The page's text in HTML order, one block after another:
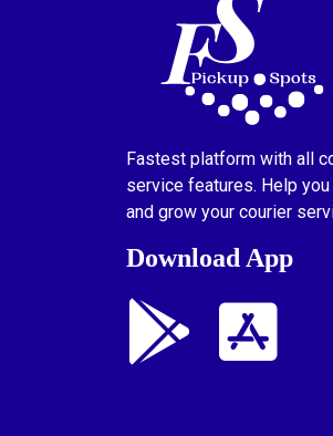
Fastest platform with all
service features. Help you
and grow your courier
Download App